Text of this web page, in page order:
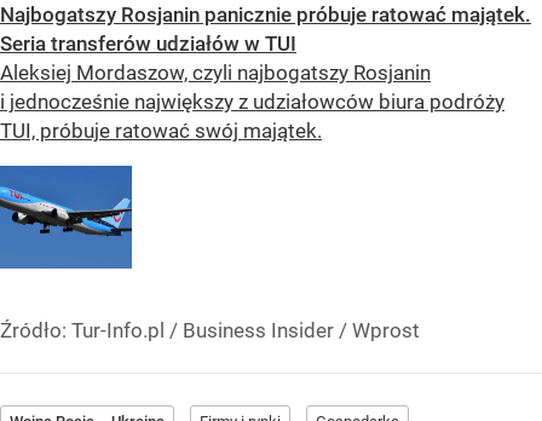
Najbogatszy Rosjanin panicznie próbuje ratować majątek.
Seria transferów udziałów w TUI
Aleksiej Mordaszow, czyli najbogatszy Rosjanin
i jednocześnie największy z udziałowców biura podróży
TUI, próbuje ratować swój majątek.
Źródło: Tur-Info.pl / Business Insider / Wprost